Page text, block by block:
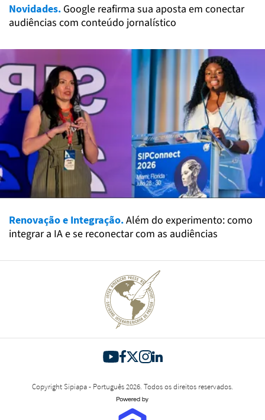
Novidades. Google reafirma sua aposta em conectar
audiências com conteúdo jornalístico
Renovação e Integração.Além do experimento: como
integrar a IA e se reconectar com as audiências
Copyright Sipiapa - Português 2026. Todos os direitos reservados.